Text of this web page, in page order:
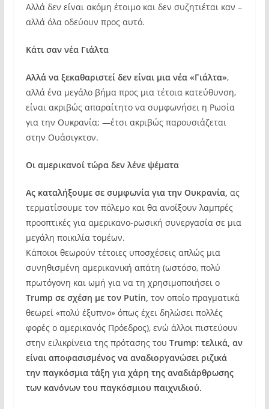
Αλλά δεν είναι ακόμη έτοιμο και δεν συζητιέται καν –
αλλά όλα οδεύουν προς αυτό.
Κάτι σαν νέα Γιάλτα
Αλλά να ξεκαθαριστεί δεν είναι μια νέα «Γιάλτα»,
αλλά ένα μεγάλο βήμα προς μια τέτοια κατεύθυνση,
είναι ακριβώς απαραίτητο να συμφωνήσει η Ρωσία
για την Ουκρανία; —έτσι ακριβώς παρουσιάζεται
στην Ουάσιγκτον.
Οι αμερικανοί τώρα δεν λένε ψέματα
Ας καταλήξουμε σε συμφωνία για την Ουκρανία, ας
τερματίσουμε τον πόλεμο και θα ανοίξουν λαμπρές
προοπτικές για αμερικανο-ρωσική συνεργασία σε μια
μεγάλη ποικιλία τομέων.
Κάποιοι θεωρούν τέτοιες υποσχέσεις απλώς μια
συνηθισμένη αμερικανική απάτη (ωστόσο, πολύ
πρωτόγονη και ωμή για να τη χρησιμοποιήσει ο
Trump σε σχέση με τον Putin, τον οποίο πραγματικά
θεωρεί «πολύ έξυπνο» όπως έχει δηλώσει πολλές
φορές ο αμερικανός Πρόεδρος), ενώ άλλοι πιστεύουν
στην ειλικρίνεια της πρότασης του Trump: τελικά, αν
είναι αποφασισμένος να αναδιοργανώσει ριζικά
την παγκόσμια τάξη για χάρη της αναδιάρθρωσης
των κανόνων του παγκόσμιου παιχνιδιού.